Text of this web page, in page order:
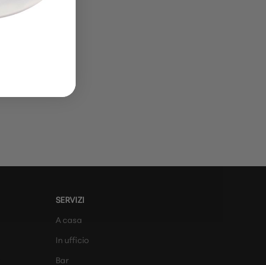
SERVIZI
A casa
In ufficio
Bar